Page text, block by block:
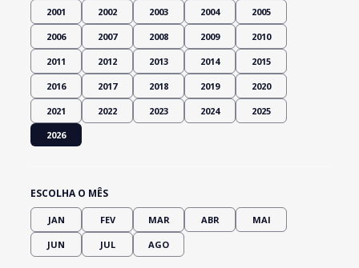
2001 2002 2003 2004 2005
2006 2007 2008 2009 2010
2011 2012 2013 2014 2015
2016 2017 2018 2019 2020
2021 2022 2023 2024
2025
2026
ESCOLHA O MÊS
JAN FEV MAR ABR MAI
JUN JUL AGO